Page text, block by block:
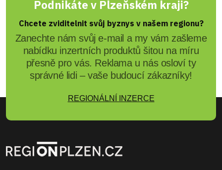
Podnikáte v Plzeňském kraji?
Chcete zviditelnit svůj byznys v našem regionu?
Zanechte nám svůj e-mail a my vám zašleme
nabídku inzertních produktů šitou na míru
přesně pro vás. Reklama u nás osloví ty
správné lidi – vaše budoucí zákazníky!
REGIONÁLNÍ INZERCE